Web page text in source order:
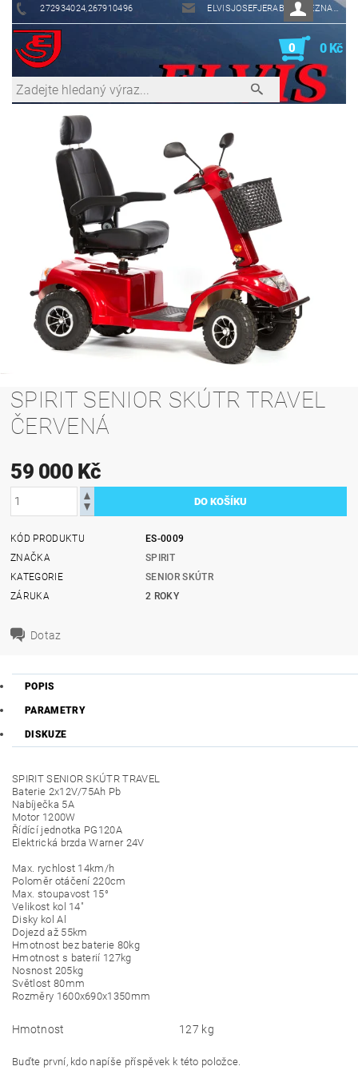
272934024,267910496 ELVISJOSEFJERABEK@SEZNAM.CZ
0 0 Kč
SPIRIT SENIOR SKÚTR TRAVEL
ČERVENÁ
59 000 Kč
KÓD PRODUKTU
ES-0009
ZNAČKA
SPIRIT
KATEGORIE
SENIOR SKÚTR
ZÁRUKA
2 ROKY
Dotaz
POPIS
PARAMETRY
DISKUZE
SPIRIT SENIOR SKÚTR TRAVEL
Baterie 2x12V/75Ah Pb
Nabíječka 5A
Motor 1200W
Řídící jednotka PG120A
Elektrická brzda Warner 24V
Max. rychlost 14km/h
Poloměr otáčení 220cm
Max. stoupavost 15°
Velikost kol 14"
Disky kol Al
Dojezd až 55km
Hmotnost bez baterie 80kg
Hmotnost s baterií 127kg
Nosnost 205kg
Světlost 80mm
Rozměry 1600x690x1350mm
Hmotnost 127 kg
Buďte první, kdo napíše příspěvek k této položce.